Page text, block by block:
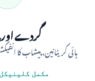
گردے
ہائی کریٹانین، پیشاب کا
مکمل